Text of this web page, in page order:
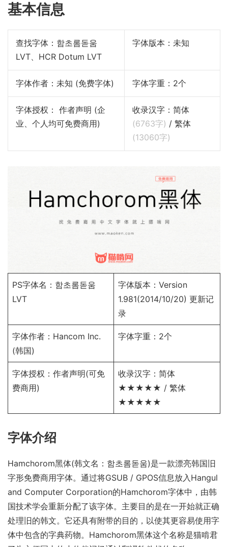
基本信息
查找字体： 함초롬돋움
LVT、HCR Dotum LVT
字体版本：未知
字体作者：未知 (免费字体) 字体字重：2个
字体授权： 作者声明 (企
业、个人均可免费商用)
收录汉字：简体
(6763字) / 繁体
(13060字)
PS字体名：함초롬돋움
LVT
字体版本：Version
1.981(2014/10/20) 更新记
录
字体作者：Hancom Inc.
(韩国)
字体字重：2个
字体授权： 作者声明(可免
费商用)
收录汉字：简体
★★★★★ / 繁体
★★★★★
字体介绍
Hamchorom黑体(韩文名：함초롬돋움)是一款漂亮韩国旧
字形免费商用字体。通过将GSUB / GPOS信息放入Hangul
and Computer Corporation的Hamchorom字体中，由韩
国技术学会重新分配了该字体。主要目的是在一开始就正确
处理旧的韩文。它还具有附带的目的，以使其更容易使用字
体中包含的字典药物。Hamchorom黑体这个名称是猫啃君